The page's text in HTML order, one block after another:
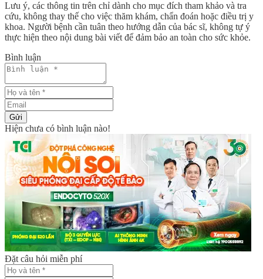
Lưu ý, các thông tin trên chỉ dành cho mục đích tham khảo và tra
cứu, không thay thế cho việc thăm khám, chẩn đoán hoặc điều trị y
khoa. Người bệnh cần tuân theo hướng dẫn của bác sĩ, không tự ý
thực hiện theo nội dung bài viết để đảm bảo an toàn cho sức khỏe.
Bình luận
Gửi
Hiện chưa có bình luận nào!
Đặt câu hỏi miễn phí